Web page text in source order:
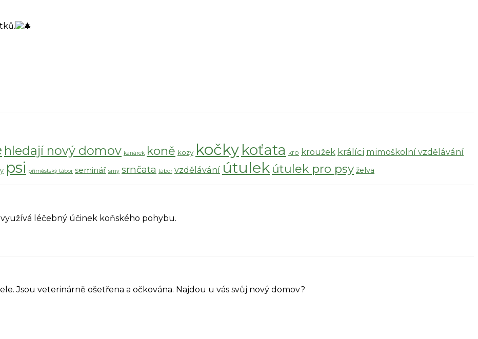
hledají nový domov kanárek koně kozy kočky koťata kro kroužek králíci mimoškolní vzdělávání
psi příměstský tábor seminář srny srnčata tábor vzdělávání útulek útulek pro psy želva
léčebný účinek koňského pohybu.
Jsou veterinárně ošetřena a očkována. Najdou u vás svůj nový domov?